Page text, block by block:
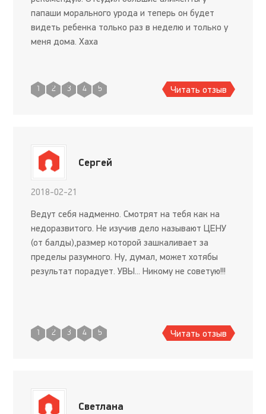
папаши морального урода и теперь он будет
видеть ребенка только раз в неделю и только у
меня дома. Хаха
1 2 3 4 5 Читать отзыв
Сергей
2018-02-21
Ведут себя надменно. Смотрят на тебя как на
недоразвитого. Не изучив дело называют ЦЕНУ
(от балды),размер которой зашкаливает за
пределы разумного. Ну, думал, может хотябы
результат порадует. УВЫ... Никому не советую!!!
1 2 3 4 5 Читать отзыв
Светлана